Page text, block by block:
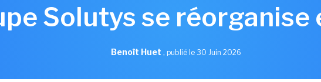
Solutys se réorganise
Benoît Huet , publié le 30 Juin 2026